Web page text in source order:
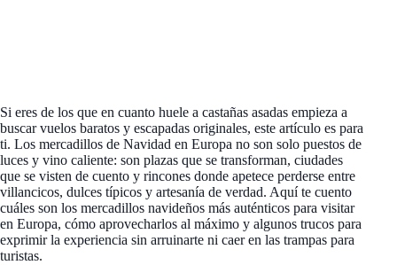
Si eres de los que en cuanto huele a castañas asadas empieza a
buscar vuelos baratos y escapadas originales, este artículo es para
ti. Los mercadillos de Navidad en Europa no son solo puestos de
luces y vino caliente: son plazas que se transforman, ciudades
que se visten de cuento y rincones donde apetece perderse entre
villancicos, dulces típicos y artesanía de verdad. Aquí te cuento
cuáles son los mercadillos navideños más auténticos para visitar
en Europa, cómo aprovecharlos al máximo y algunos trucos para
exprimir la experiencia sin arruinarte ni caer en las trampas para
turistas.